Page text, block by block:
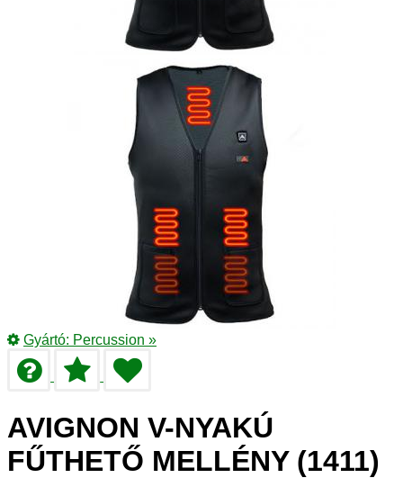
Gyártó: Percussion »
AVIGNON V-NYAKÚ
FŰTHETŐ MELLÉNY (1411)